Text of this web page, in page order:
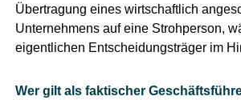
Übertragung eines wirtschaftlich
Unternehmens auf eine Strohperson,
eigentlichen Entscheidungsträger im
Wer gilt als faktischer